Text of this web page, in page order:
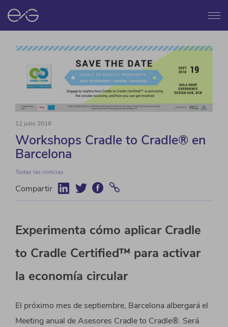
Menú
12 julio 2018
Workshops Cradle to Cradle® en
Barcelona
Todas las noticias
Compartir
Experimenta cómo aplicar Cradle
to Cradle Certified™ para activar
la economía circular
El próximo mes de septiembre, Barcelona albergará el
Meeting anual de Asesores Cradle to Cradle®. Será